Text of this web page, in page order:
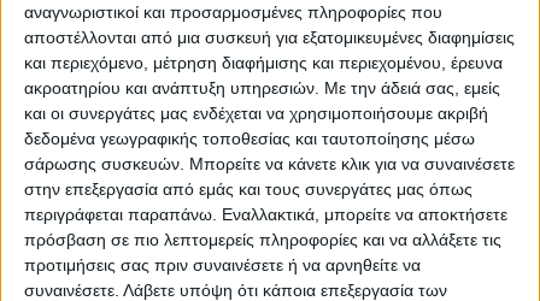
αναγνωριστικοί και προσαρμοσμένες πληροφορίες που
αποστέλλονται από μια συσκευή για εξατομικευμένες διαφημίσεις
και περιεχόμενο, μέτρηση διαφήμισης και περιεχομένου, έρευνα
ακροατηρίου και ανάπτυξη υπηρεσιών. Με την άδειά σας, εμείς
και οι συνεργάτες μας ενδέχεται να χρησιμοποιήσουμε ακριβή
δεδομένα γεωγραφικής τοποθεσίας και ταυτοποίησης μέσω
σάρωσης συσκευών. Μπορείτε να κάνετε κλικ για να συναινέσετε
στην επεξεργασία από εμάς και τους συνεργάτες μας όπως
περιγράφεται παραπάνω. Εναλλακτικά, μπορείτε να αποκτήσετε
πρόσβαση σε πιο λεπτομερείς πληροφορίες και να αλλάξετε τις
προτιμήσεις σας πριν συναινέσετε ή να αρνηθείτε να
συναινέσετε. Λάβετε υπόψη ότι κάποια επεξεργασία των
ΝΕΟΣ ΑΓΩΝ
https://neosagon.gr
Η Αρχαιότερη Καθημερινή Πρωινή Εφημερίδα της Καρδίτσας
ΠΑΡΟΜΟΙΑ ΑΡΘΡΑ